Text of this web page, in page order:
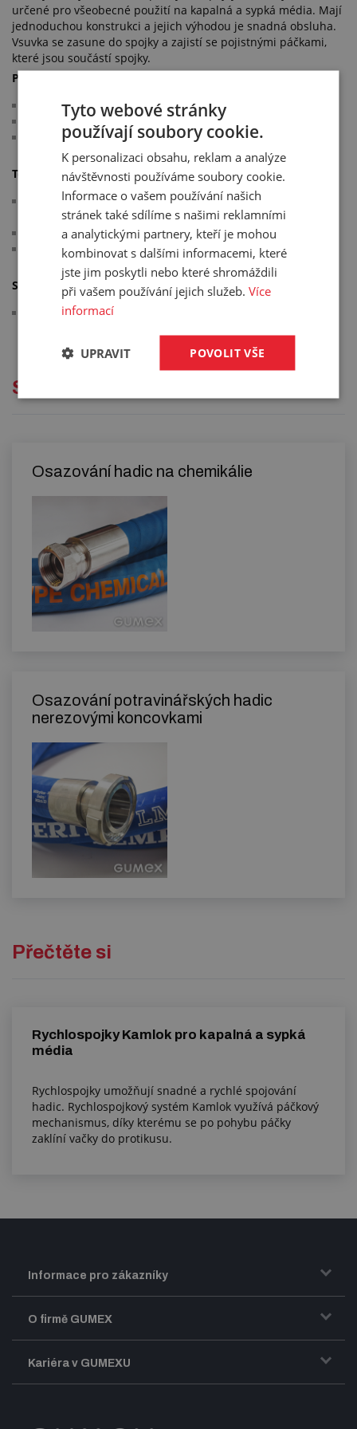
určené pro všeobecné použití na kapalná a sypká média. Mají
jednoduchou konstrukci a jejich výhodou je snadná obsluha.
Vsuvka se zasune do spojky a zajistí se pojistnými páčkami,
které jsou součástí spojky.
Použití:
cisternová doprava
zemědělství
stavebnictví
Technické parametry:
vzájemně kompatibilní jsou spojky a vsuvky Kamlok se
stejným DN
materiál: nerezová ocel AISI 316 / 1.4408
pracovní teplota: -30 °C/+90 °C
Splňuje normy:
MIL A-A-59326A
Služby
Osazování hadic na chemikálie
Osazování potravinářských hadic
nerezovými koncovkami
Přečtěte si
Rychlospojky Kamlok pro kapalná a sypká
média
Rychlospojky umožňují snadné a rychlé spojování
hadic. Rychlospojkový systém Kamlok využívá páčkový
mechanismus, díky kterému se po pohybu páčky
zaklíní vačky do protikusu.
Informace pro zákazníky
Doprava a zasílání zboží
Obchodní podmínky
O firmě GUMEX
Představení firmy GUMEX
Kariéra v GUMEXU
Tyto webové stránky
používají soubory cookie.
K personalizaci obsahu, reklam a analýze
návštěvnosti používáme soubory cookie.
Informace o vašem používání našich
stránek také sdílíme s našimi reklamními
a analytickými partnery, kteří je mohou
kombinovat s dalšími informacemi, které
jste jim poskytli nebo které shromáždili
při vašem používání jejich služeb.Více
informací
POVOLIT VŠE
UPRAVIT